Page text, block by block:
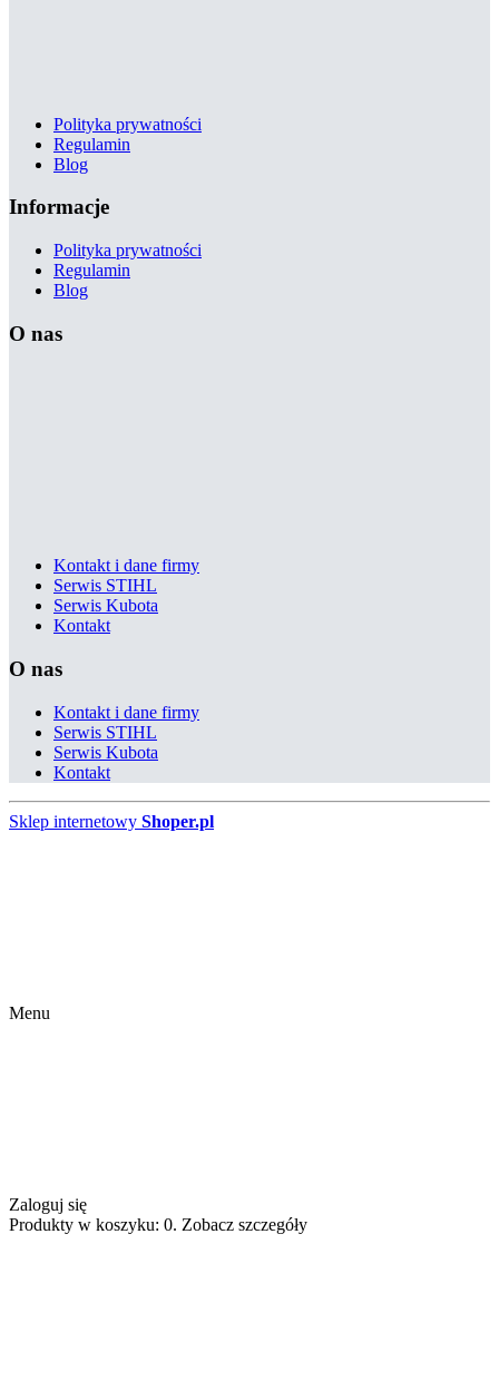
Polityka prywatności
Regulamin
Blog
Informacje
Polityka prywatności
Regulamin
Blog
O nas
Kontakt i dane firmy
Serwis STIHL
Serwis Kubota
Kontakt
O nas
Kontakt i dane firmy
Serwis STIHL
Serwis Kubota
Kontakt
Sklep internetowy Shoper.pl
Menu
Zaloguj się
Produkty w koszyku: 0. Zobacz szczegóły